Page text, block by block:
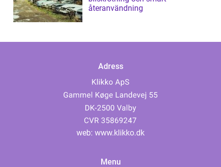
återanvändning
Adress
web: www.klikko.dk
Menu